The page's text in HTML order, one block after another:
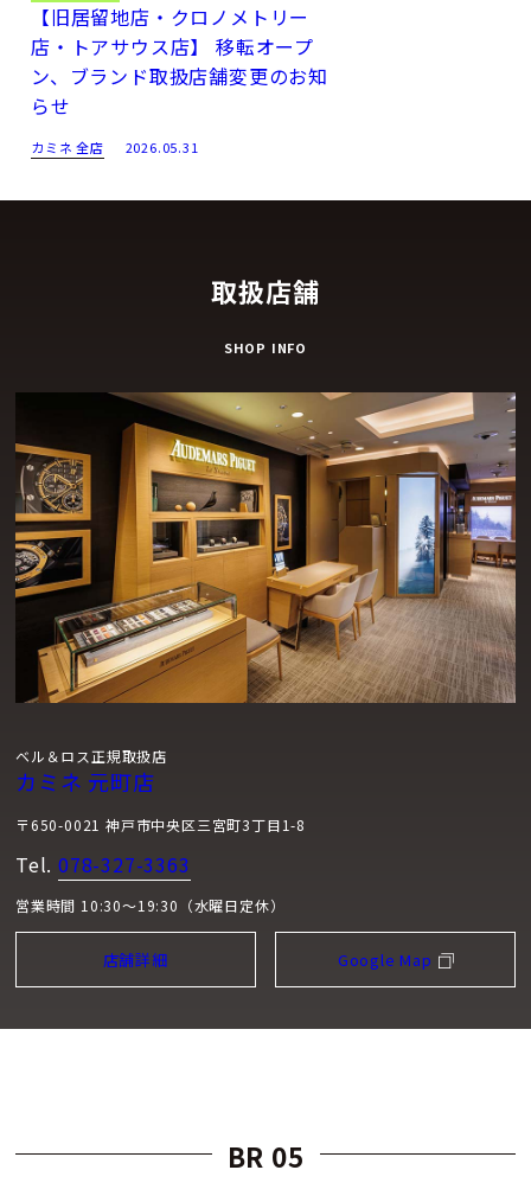
【旧居留地店・クロノメトリー
店・トアサウス店】 移転オープ
ン、ブランド取扱店舗変更のお知
らせ
カミネ 全店 2026.05.31
取扱店舗
SHOP INFO
ベル＆ロス正規取扱店
カミネ 元町店
〒650-0021 神戸市中央区三宮町3丁目1-8
Tel. 078-327-3363
営業時間 10:30～19:30（水曜日定休）
店舗詳細 Google Map
BR 05